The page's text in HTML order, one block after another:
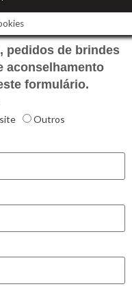
pedidos de brindes
aconselhamento
formulário.
Outros